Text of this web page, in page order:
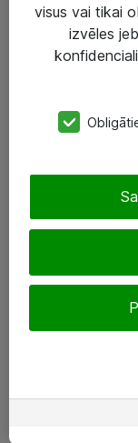
IT infrastruktūra
Darba vietu IT
SIA „ATEA”
+(371) 67 81
eShop@atea.lv
Sekojiet
visus vai tikai
izvēles